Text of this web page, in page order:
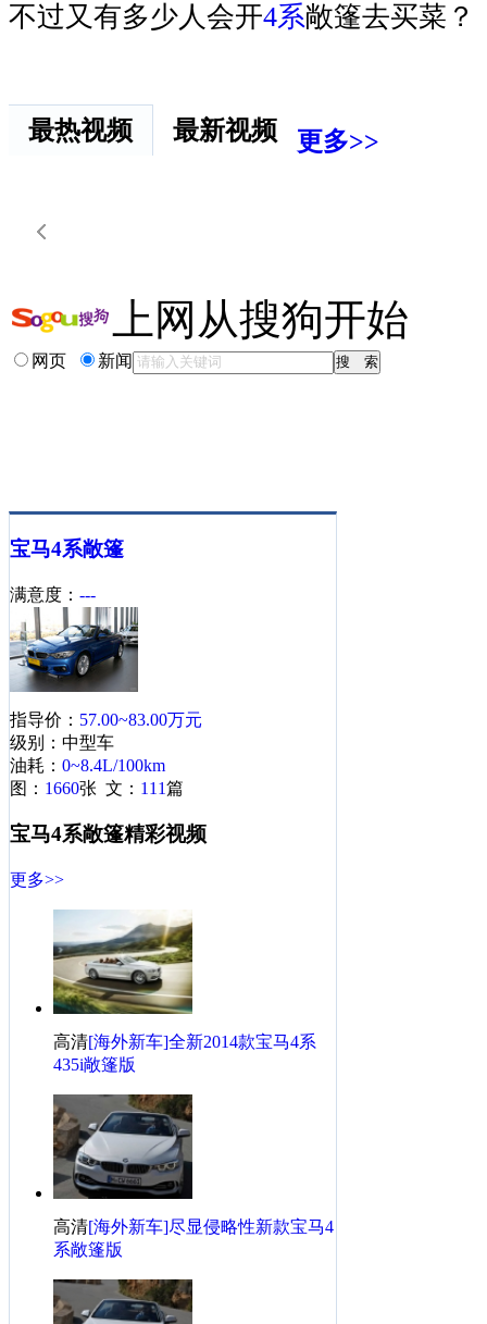
不过又有多少人会开4系敞篷去买菜？
最热视频 最新视频 更多>>
上网从搜狗开始
网页 新闻
宝马4系敞篷
满意度： ---
指导价： 57.00~83.00万元
级别：中型车
油耗： 0~8.4L/100km
图： 1660张 文： 111篇
宝马4系敞篷精彩视频
更多>>
高清[海外新车]全新2014款宝马4系
435i敞篷版
高清[海外新车]尽显侵略性新款宝马4
系敞篷版